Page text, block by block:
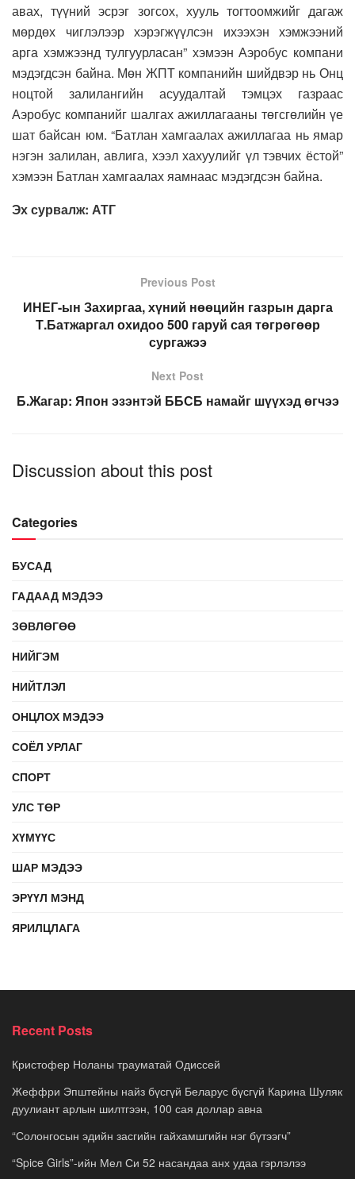
авах, түүний эсрэг зогсох, хууль тогтоомжийг дагаж
мөрдөх чиглэлээр хэрэгжүүлсэн ихээхэн хэмжээний
арга хэмжээнд тулгуурласан” хэмээн Аэробус компани
мэдэгдсэн байна. Мөн ЖПТ компанийн шийдвэр нь Онц
ноцтой залилангийн асуудалтай тэмцэх газраас
Аэробус компанийг шалгах ажиллагааны төгсгөлийн үе
шат байсан юм. “Батлан хамгаалах ажиллагаа нь ямар
нэгэн залилан, авлига, хээл хахуулийг үл тэвчих ёстой”
хэмээн Батлан хамгаалах яамнаас мэдэгдсэн байна.
Эх сурвалж: АТГ
Previous Post
ИНЕГ-ын Захиргаа, хүний нөөцийн газрын дарга
Т.Батжаргал охидоо 500 гаруй сая төгрөгөөр
сургажээ
Next Post
Б.Жагар: Япон эзэнтэй ББСБ намайг шүүхэд өгчээ
Discussion about this post
Categories
БУСАД
ГАДААД МЭДЭЭ
ЗӨВЛӨГӨӨ
НИЙГЭМ
НИЙТЛЭЛ
ОНЦЛОХ МЭДЭЭ
СОЁЛ УРЛАГ
СПОРТ
УЛС ТӨР
ХҮМҮҮС
ШАР МЭДЭЭ
ЭРҮҮЛ МЭНД
ЯРИЛЦЛАГА
Recent Posts
Кристофер Ноланы трауматай Одиссей
Жеффри Эпштейны найз бүсгүй Беларус бүсгүй Карина Шуляк
дуулиант арлын шилтгээн, 100 сая доллар авна
“Солонгосын эдийн засгийн гайхамшгийн нэг бүтээгч”
“Spice Girls”-ийн Мел Си 52 насандаа анх удаа гэрлэлээ